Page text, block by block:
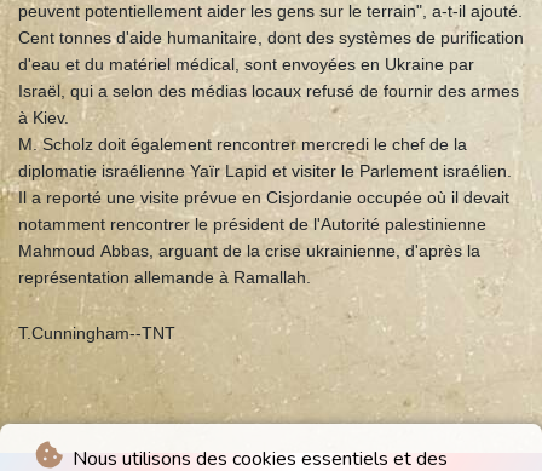
Nous utilisons des cookies essentiels et des
peuvent potentiellement aider les gens sur le terrain", a-t-il ajouté.
Cent tonnes d'aide humanitaire, dont des systèmes de purification
d'eau et du matériel médical, sont envoyées en Ukraine par
Israël, qui a selon des médias locaux refusé de fournir des armes
à Kiev.
M. Scholz doit également rencontrer mercredi le chef de la
diplomatie israélienne Yaïr Lapid et visiter le Parlement israélien.
Il a reporté une visite prévue en Cisjordanie occupée où il devait
notamment rencontrer le président de l'Autorité palestinienne
Mahmoud Abbas, arguant de la crise ukrainienne, d'après la
représentation allemande à Ramallah.
T.Cunningham--TNT